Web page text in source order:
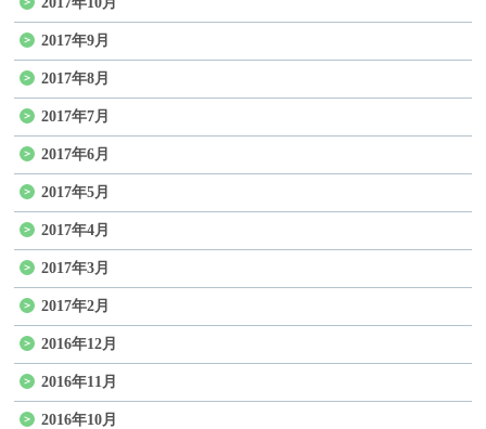
2017年9月
2017年8月
2017年7月
2017年6月
2017年5月
2017年4月
2017年3月
2017年2月
2016年12月
2016年11月
2016年10月